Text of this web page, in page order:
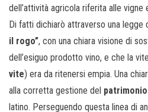
dell’attività agricola riferita alle vigne
Di fatti dichiarò attraverso una legge
il rogo”, con una chiara visione di
dell’esiguo prodotto vino, e che la
vite) era da ritenersi empia. Una
alla corretta gestione del
latino. Perseguendo questa linea di